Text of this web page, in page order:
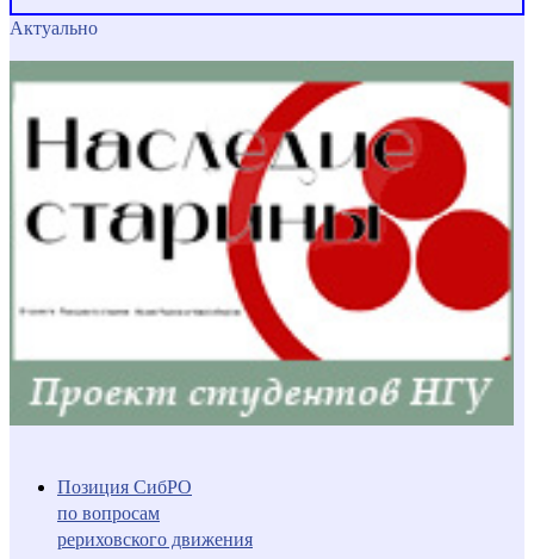
Актуально
Позиция СибРО
по вопросам
рериховского движения